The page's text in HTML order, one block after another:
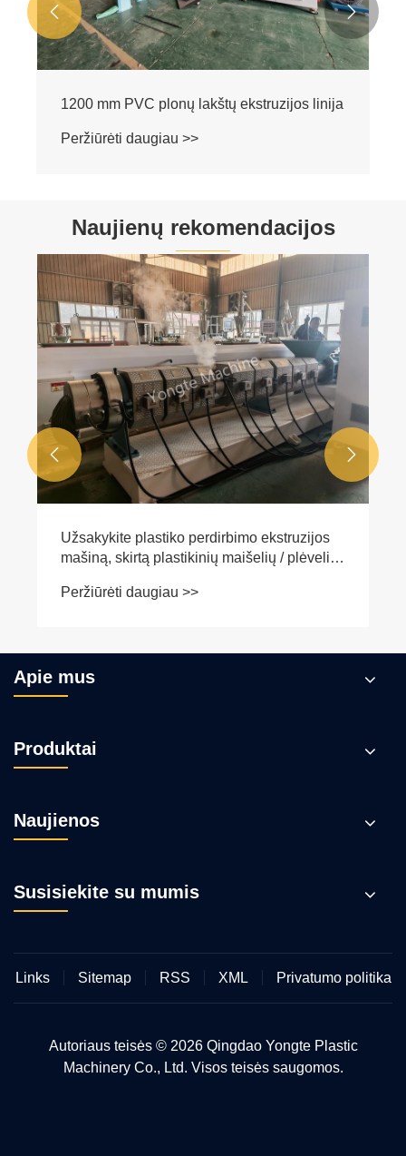
 
Naujienų rekomendacijos
Kaip WPC mašina mišrias atliekas paverčia
didelės vertės profiliais?
Peržiūrėti daugiau >>
 
Apie mus
Produktai
Naujienos
Susisiekite su mumis
Links Sitemap RSS XML Privatumo politika
Autoriaus teisės © 2026 Qingdao Yongte Plastic
Machinery Co., Ltd. Visos teisės saugomos.